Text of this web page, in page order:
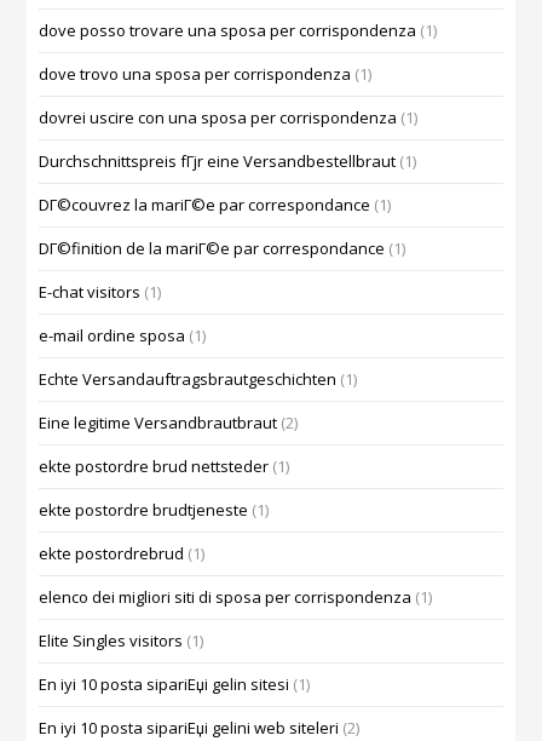
dove posso trovare una sposa per corrispondenza (1)
dove trovo una sposa per corrispondenza (1)
dovrei uscire con una sposa per corrispondenza (1)
Durchschnittspreis fГјr eine Versandbestellbraut (1)
DГ©couvrez la mariГ©e par correspondance (1)
DГ©finition de la mariГ©e par correspondance (1)
E-chat visitors (1)
e-mail ordine sposa (1)
Echte Versandauftragsbrautgeschichten (1)
Eine legitime Versandbrautbraut (2)
ekte postordre brud nettsteder (1)
ekte postordre brudtjeneste (1)
ekte postordrebrud (1)
elenco dei migliori siti di sposa per corrispondenza (1)
Elite Singles visitors (1)
En iyi 10 posta sipariЕџi gelin sitesi (1)
En iyi 10 posta sipariЕџi gelini web siteleri (2)